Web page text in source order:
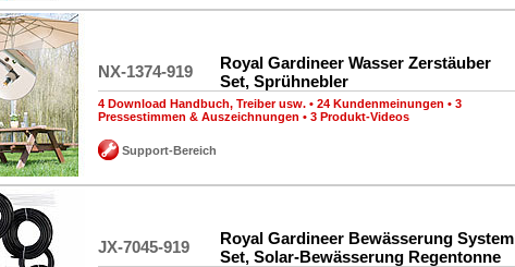
NX-1374-919
Royal Gardineer Wasser Zerstäuber
Set, Sprühnebler
4 Download Handbuch, Treiber usw. • 24 Kundenmeinungen • 3
Pressestimmen & Auszeichnungen • 3 Produkt-Videos
Support-Bereich
JX-7045-919
Royal Gardineer Bewässerung System
Set, Solar-Bewässerung Regentonne